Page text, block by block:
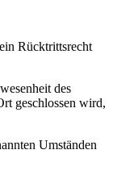
Rücktrittsrecht
des
geschlossen wird,
Umständen